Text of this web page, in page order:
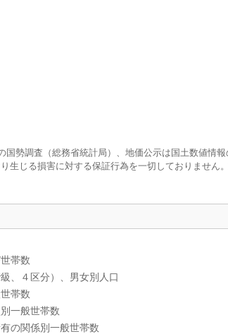
勢調査（総務省統計局）、地価公示は国土数値情
生じる損害に対する保証行為を一切しておりません
帯数
、４区分）、男女別人口
帯数
一般世帯数
の関係別一般世帯数